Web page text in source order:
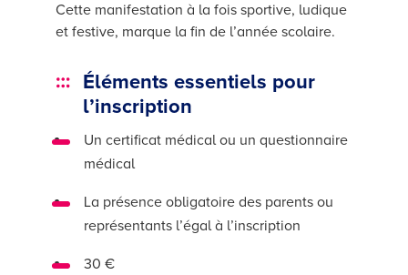
Cette manifestation à la fois sportive, ludique
et festive, marque la fin de l’année scolaire.
Éléments essentiels pour
l’inscription
Un certificat médical ou un questionnaire
médical
La présence obligatoire des parents ou
représentants l’égal à l’inscription
30 €